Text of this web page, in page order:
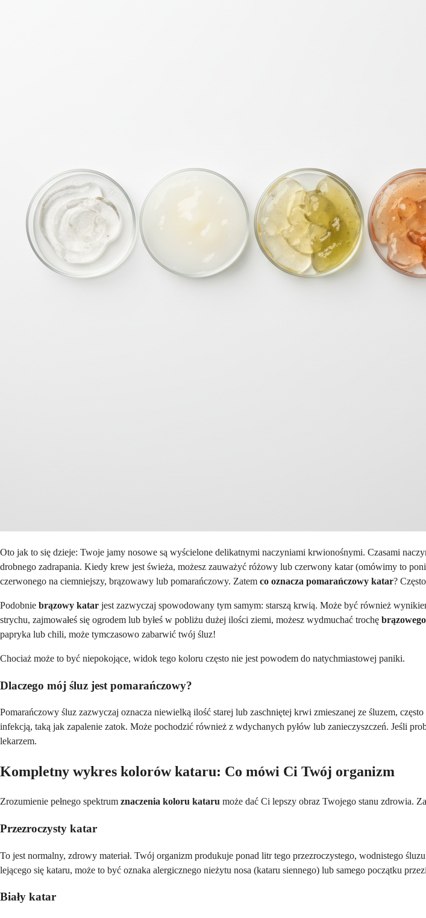
Oto jak to się dzieje: Twoje jamy nosowe są wyścielone delikatnymi naczyniami krwionośnymi. Czasami
drobnego zadrapania. Kiedy krew jest świeża, możesz zauważyć różowy lub czerwony katar (omówimy to
czerwonego na ciemniejszy, brązowawy lub pomarańczowy. Zatem co oznacza pomarańczowy katar?
Podobnie brązowy katar jest zazwyczaj spowodowany tym samym: starszą krwią. Może być również
strychu, zajmowałeś się ogrodem lub byłeś w pobliżu dużej ilości ziemi, możesz wydmuchać trochę
papryka lub chili, może tymczasowo zabarwić twój śluz!
Chociaż może to być niepokojące, widok tego koloru często nie jest powodem do natychmiastowej paniki.
Dlaczego mój śluz jest pomarańczowy?
Pomarańczowy śluz zazwyczaj oznacza niewielką ilość starej lub zaschniętej krwi zmieszanej ze śluzem,
infekcją, taką jak zapalenie zatok. Może pochodzić również z wdychanych pyłów lub zanieczyszczeń. Jeśli
lekarzem.
Kompletny wykres kolorów kataru: Co mówi Ci Twój organizm
Zrozumienie pełnego spektrum znaczenia koloru kataru może dać Ci lepszy obraz Twojego stanu zdrowia.
Przezroczysty katar
To jest normalny, zdrowy materiał. Twój organizm produkuje ponad litr tego przezroczystego, wodnistego
lejącego się kataru, może to być oznaka alergicznego nieżytu nosa (kataru siennego) lub samego początku
Biały katar